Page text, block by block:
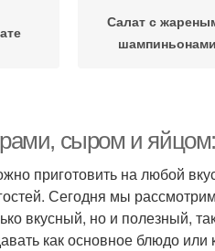
Салат с
шампиньонами
Салат с
сыром и
приготовить на любой
Сегодня мы
вкусный, но и полезный,
как основное блюдо или